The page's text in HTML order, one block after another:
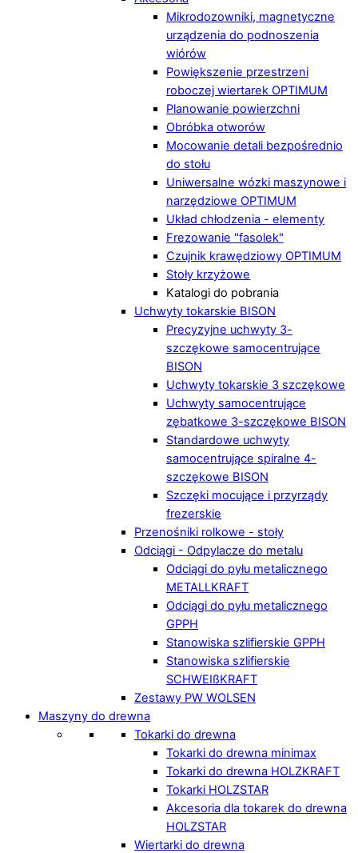
Mikrodozowniki, magnetyczne
urządzenia do podnoszenia
wiórów
Powiększenie przestrzeni
roboczej wiertarek OPTIMUM
Planowanie powierzchni
Obróbka otworów
Mocowanie detali bezpośrednio
do stołu
Uniwersalne wózki maszynowe i
narzędziowe OPTIMUM
Układ chłodzenia - elementy
Frezowanie "fasolek"
Czujnik krawędziowy OPTIMUM
Stoły krzyżowe
Katalogi do pobrania
Uchwyty tokarskie BISON
Precyzyjne uchwyty 3-
szczękowe samocentrujące
BISON
Uchwyty tokarskie 3 szczękowe
Uchwyty samocentrujące
zębatkowe 3-szczękowe BISON
Standardowe uchwyty
samocentrujące spiralne 4-
szczękowe BISON
Szczęki mocujące i przyrządy
frezerskie
Przenośniki rolkowe - stoły
Odciągi - Odpylacze do metalu
Odciągi do pyłu metalicznego
METALLKRAFT
Odciągi do pyłu metalicznego
GPPH
Stanowiska szlifierskie GPPH
Stanowiska szlifierskie
SCHWEIßKRAFT
Zestawy PW WOLSEN
Maszyny do drewna
Tokarki do drewna
Tokarki do drewna minimax
Tokarki do drewna HOLZKRAFT
Tokarki HOLZSTAR
Akcesoria dla tokarek do drewna
HOLZSTAR
Wiertarki do drewna